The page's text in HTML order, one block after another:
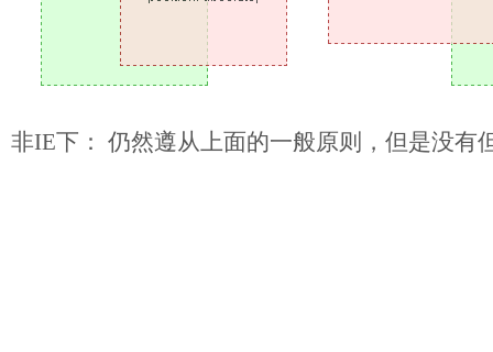
非IE下： 仍然遵从上面的一般原则，但是没有